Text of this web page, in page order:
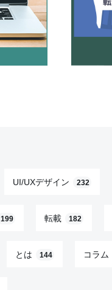
UI/UXデザイン 232
199 転載 182
とは 144 コラム